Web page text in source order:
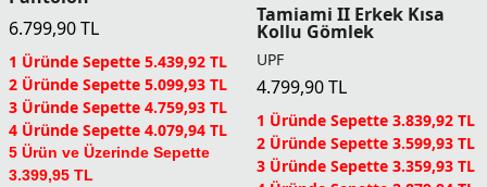
6.799,90TL
1 Üründe Sepette 5.439,92 TL
2 Üründe Sepette 5.099,93 TL
3 Üründe Sepette 4.759,93 TL
4 Üründe Sepette 4.079,94 TL
5 Ürün ve Üzerinde Sepette
3.399,95 TL
Tamiami II Erkek Kısa
Kollu Gömlek
UPF
4.799,90TL
1 Üründe Sepette 3.839,92 TL
2 Üründe Sepette 3.599,93 TL
3 Üründe Sepette 3.359,93 TL